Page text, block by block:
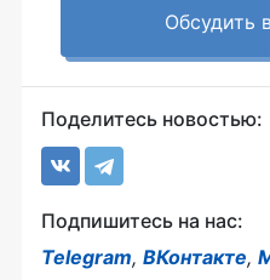
Обсудить
Поделитесь новостью:
Подпишитесь на нас:
Telegram, ВКонтакте,